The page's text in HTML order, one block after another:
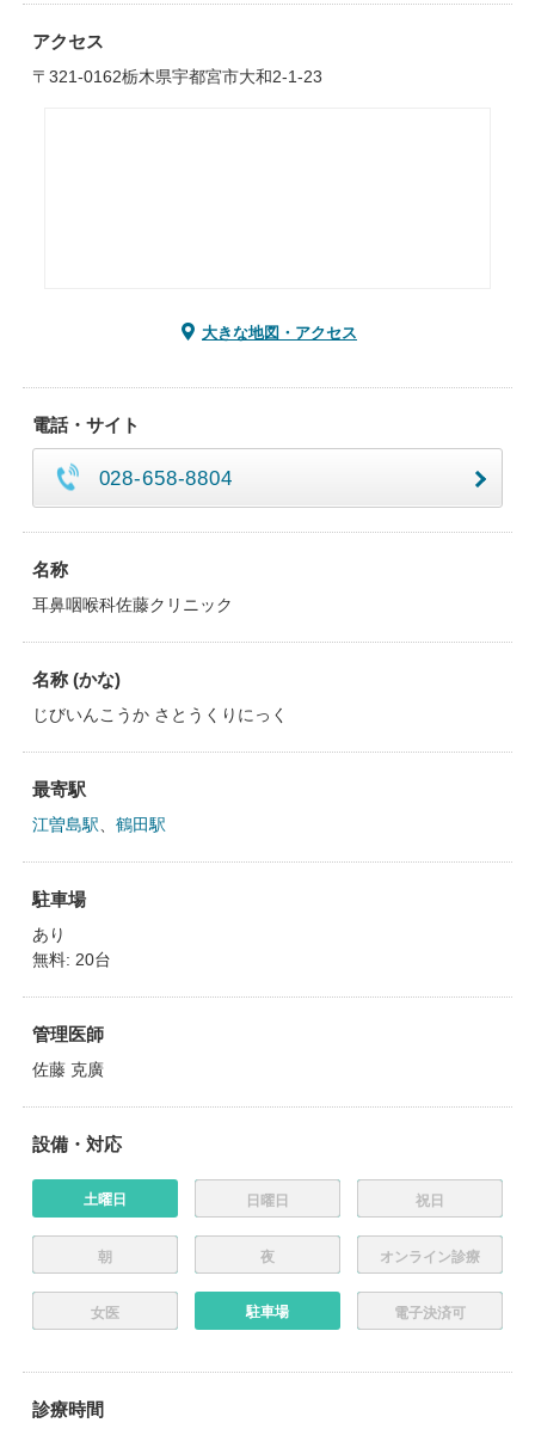
アクセス
〒321-0162栃木県宇都宮市大和2-1-23
大きな地図・アクセス
電話・サイト
028-658-8804
名称
耳鼻咽喉科佐藤クリニック
名称 (かな)
じびいんこうか さとうくりにっく
最寄駅
江曽島駅 鶴田駅
駐車場
あり
無料: 20台
管理医師
佐藤 克廣
設備・対応
土曜日 日曜日 祝日
朝 夜 オンライン診療
女医 駐車場 電子決済可
診療時間